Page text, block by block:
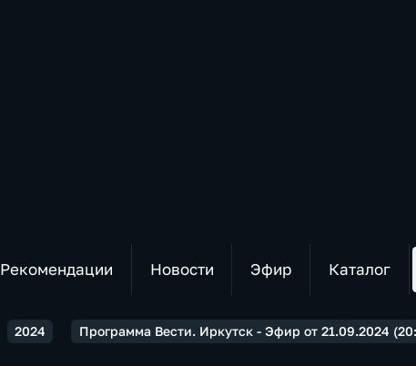
Рекомендации Новости Эфир Каталог
2024 Программа Вести. Иркутск - Эфир от 21.09.2024